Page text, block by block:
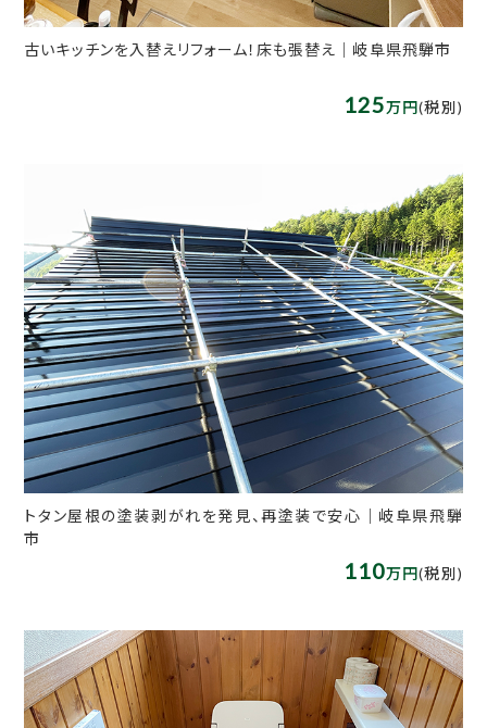
古いキッチンを入替えリフォーム！床も張替え｜岐阜県飛騨市
125万円(税別)
トタン屋根の塗装剥がれを発見、再塗装で安心｜岐阜県飛騨
市
110万円(税別)